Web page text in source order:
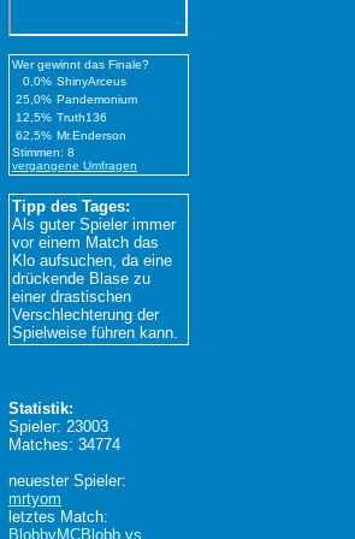
Wer gewinnt das Finale?
0,0% ShinyArceus
25,0% Pandemonium
12,5% Truth136
62,5% Mr.Enderson
Stimmen: 8
vergangene Umfragen
Tipp des Tages:
Als guter Spieler immer
vor einem Match das
Klo aufsuchen, da eine
drückende Blase zu
einer drastischen
Verschlechterung der
Spielweise führen kann.
Statistik:
Spieler: 23003
Matches: 34774
neuester Spieler:
mrtyom
letztes Match:
BlobbyMCBlobb vs